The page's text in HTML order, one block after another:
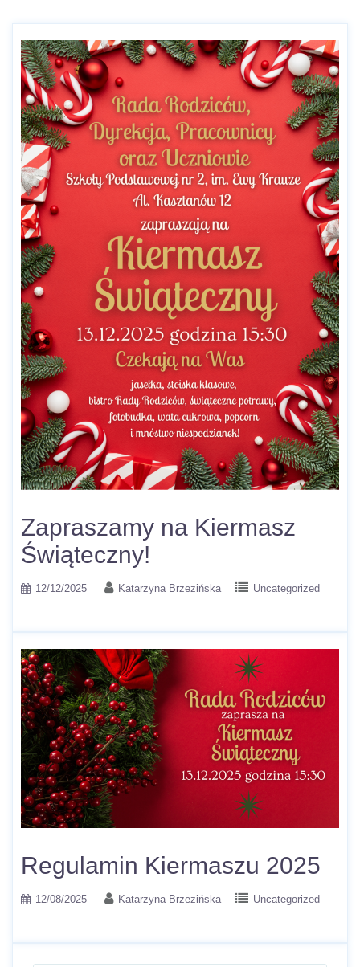
Zapraszamy na Kiermasz
Świąteczny!
12/12/2025 Katarzyna Brzezińska Uncategorized
Regulamin Kiermaszu 2025
12/08/2025 Katarzyna Brzezińska Uncategorized